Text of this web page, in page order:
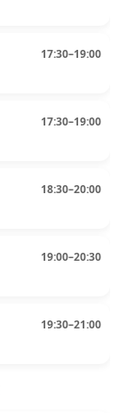
17:30–19:00
17:30–19:00
18:30–20:00
19:00–20:30
19:30–21:00